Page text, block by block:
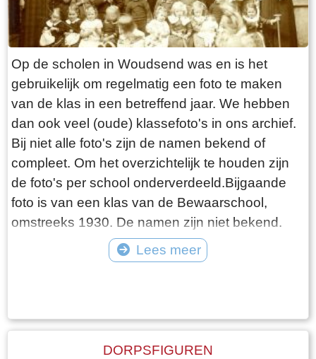
Op de scholen in Woudsend was en is het
gebruikelijk om regelmatig een foto te maken
van de klas in een betreffend jaar. We hebben
dan ook veel (oude) klassefoto's in ons archief.
Bij niet alle foto's zijn de namen bekend of
compleet. Om het overzichtelijk te houden zijn
de foto's per school onderverdeeld.Bijgaande
foto is van een klas van de Bewaarschool,
omstreeks 1930. De namen zijn niet bekend.
Lees meer
DORPSFIGUREN